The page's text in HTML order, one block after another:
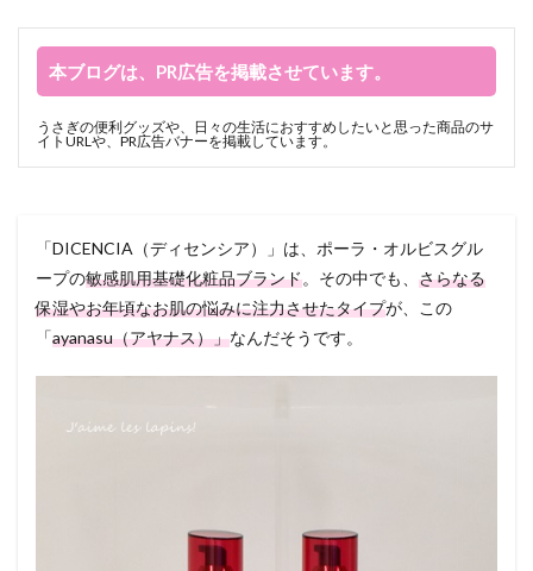
本ブログは、PR広告を掲載させています。
うさぎの便利グッズや、日々の生活におすすめしたいと思った商品のサ
イトURLや、PR広告バナーを掲載しています。
「DICENCIA（ディセンシア）」は、ポーラ・オルビスグル
ープの敏感肌用基礎化粧品ブランド。その中でも、 さらなる
保湿やお年頃なお肌の悩みに注力させたタイプが、この
「ayanasu（アヤナス）」なんだそうです。